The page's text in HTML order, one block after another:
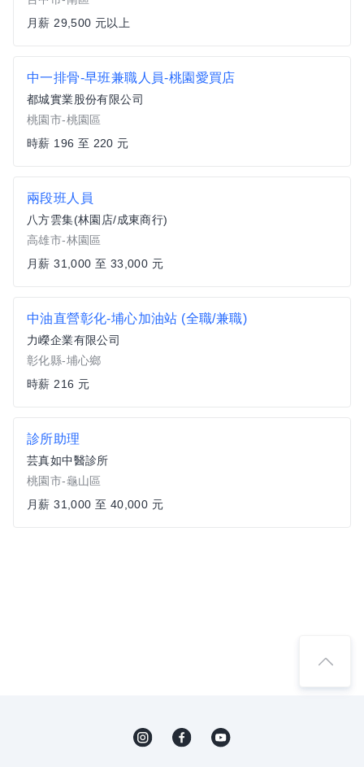
月薪 29,500 元以上
中一排骨-早班兼職人員-桃園愛買店
都城實業股份有限公司
桃園市-桃園區
時薪 196 至 220 元
兩段班人員
八方雲集(林園店/成東商行)
高雄市-林園區
月薪 31,000 至 33,000 元
中油直營彰化-埔心加油站 (全職/兼職)
力嶸企業有限公司
彰化縣-埔心鄉
時薪 216 元
診所助理
芸真如中醫診所
桃園市-龜山區
月薪 31,000 至 40,000 元